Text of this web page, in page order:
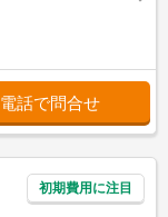
電話で問合せ
初期費用に注目